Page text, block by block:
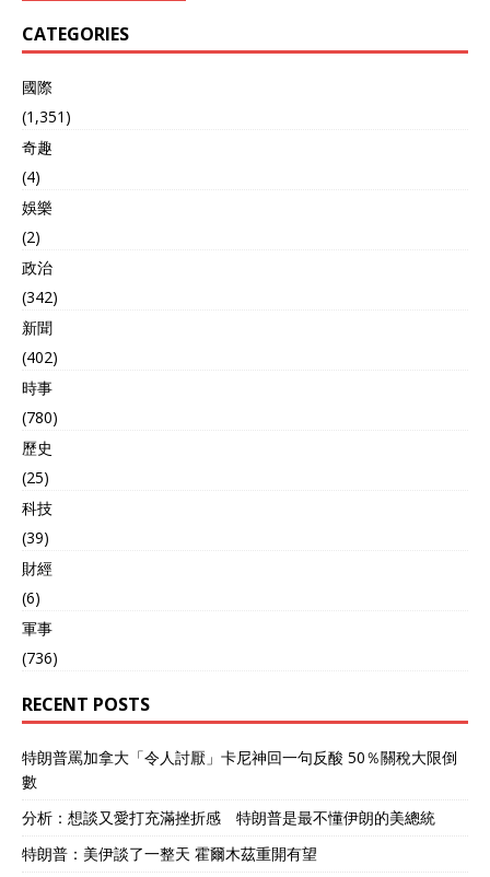
CATEGORIES
國際
(1,351)
奇趣
(4)
娛樂
(2)
政治
(342)
新聞
(402)
時事
(780)
歷史
(25)
科技
(39)
財經
(6)
軍事
(736)
RECENT POSTS
特朗普罵加拿大「令人討厭」卡尼神回一句反酸 50％關稅大限倒
數
分析：想談又愛打充滿挫折感 特朗普是最不懂伊朗的美總統
特朗普：美伊談了一整天 霍爾木茲重開有望